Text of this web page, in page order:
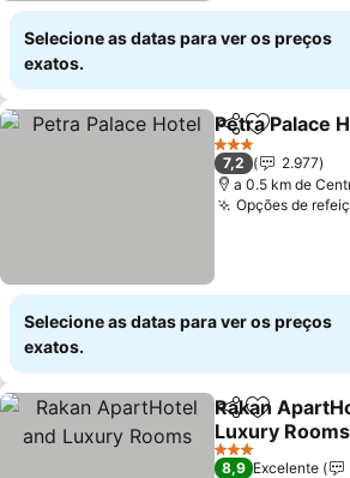
Selecione as datas para ver os preços
exatos.
PartilharAdicionar
Petra Palace
3 Estrelas
7,2
2.977
a 0.5 km de
Opções de
Selecione as datas para ver os preços
exatos.
PartilharAdicionar
Rakan
Luxury Rooms
3 Estrelas
8,9 Excelente